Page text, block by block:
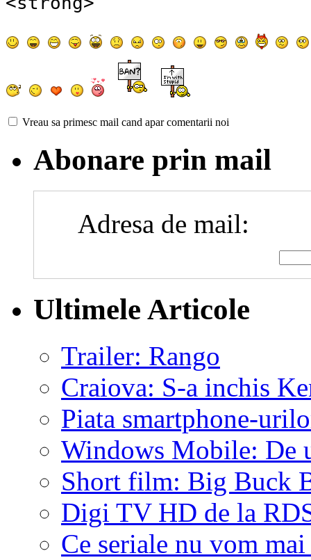
Vreau sa primesc mail cand apar comentarii noi
Abonare prin mail
Adresa de mail:
Ultimele Articole
Trailer: Rango
Craiova: S-a inchis
Piata smartphone-
Windows Mobile: De
Short film: Big Buck
Digi TV HD de la
Ce seriale nu vom